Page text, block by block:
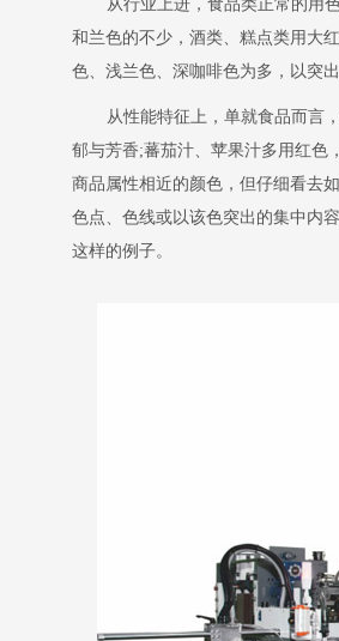
和兰色的不少，酒类、糕点类用大
色、浅兰色、深咖啡色为多，以突
从性能特征上，单就食品而言
郁与芳香;蕃茄汁、苹果汁多用红色
商品属性相近的颜色，但仔细看去
色点、色线或以该色突出的集中内
这样的例子。